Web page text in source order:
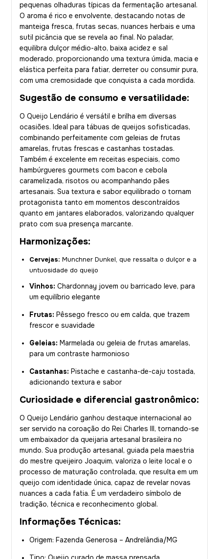
pequenas olhaduras típicas da fermentação artesanal.
O aroma é rico e envolvente, destacando notas de
manteiga fresca, frutas secas, nuances herbais e uma
sutil picância que se revela ao final. No paladar,
equilibra dulçor médio-alto, baixa acidez e sal
moderado, proporcionando uma textura úmida, macia e
elástica perfeita para fatiar, derreter ou consumir pura,
com uma cremosidade que conquista a cada mordida.
Sugestão de consumo e versatilidade:
O Queijo Lendário é versátil e brilha em diversas
ocasiões. Ideal para tábuas de queijos sofisticadas,
combinando perfeitamente com geleias de frutas
amarelas, frutas frescas e castanhas tostadas.
Também é excelente em receitas especiais, como
hambúrgueres gourmets com bacon e cebola
caramelizada, risotos ou acompanhando pães
artesanais. Sua textura e sabor equilibrado o tornam
protagonista tanto em momentos descontraídos
quanto em jantares elaborados, valorizando qualquer
prato com sua presença marcante.
Harmonizações:
Cervejas: Munchner Dunkel, que ressalta o dulçor e a
untuosidade do queijo
Vinhos: Chardonnay jovem ou barricado leve, para
um equilíbrio elegante
Frutas: Pêssego fresco ou em calda, que trazem
frescor e suavidade
Geleias: Marmelada ou geleia de frutas amarelas,
para um contraste harmonioso
Castanhas: Pistache e castanha-de-caju tostada,
adicionando textura e sabor
Curiosidade e diferencial gastronômico:
O Queijo Lendário ganhou destaque internacional ao
ser servido na coroação do Rei Charles III, tornando-se
um embaixador da queijaria artesanal brasileira no
mundo. Sua produção artesanal, guiada pela maestria
do mestre queijeiro Joaquim, valoriza o leite local e o
processo de maturação controlada, que resulta em um
queijo com identidade única, capaz de revelar novas
nuances a cada fatia. É um verdadeiro símbolo de
tradição, técnica e reconhecimento global.
Informações Técnicas:
Origem: Fazenda Generosa – Andrelândia/MG